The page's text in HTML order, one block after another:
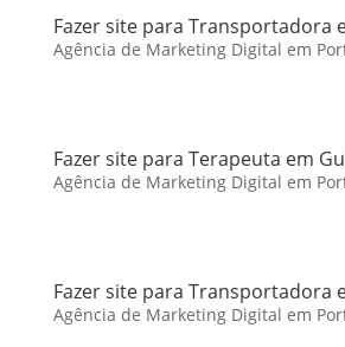
Fazer site para Transportadora
Agência de Marketing Digital em
Fazer site para Terapeuta em
Agência de Marketing Digital em
Fazer site para Transportadora
Agência de Marketing Digital em